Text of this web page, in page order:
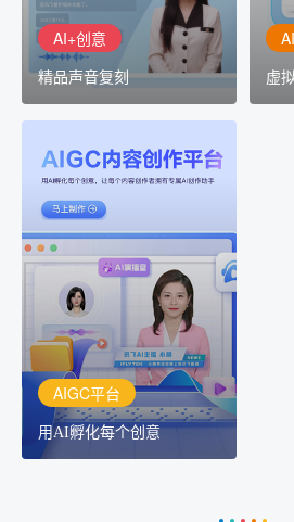
AI+创意
精品声音复刻 虚
AIGC平台
用AI孵化每个创意
AIGC平台
用AI孵化每个创意
讯飞AIGC平台：让每个创
作者都拥有自己的专注AI
创作助手